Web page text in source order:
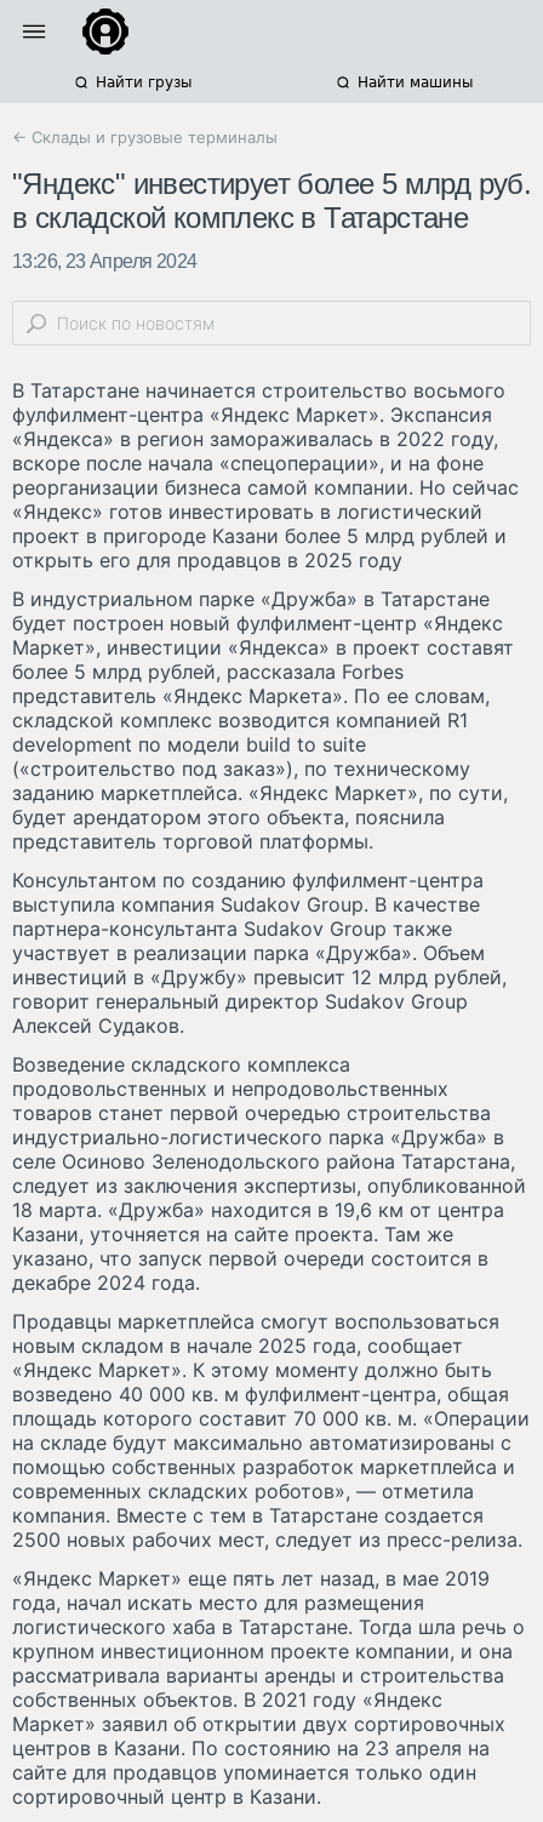
Найти грузы Найти машины
← Склады и грузовые терминалы
"Яндекс" инвестирует более 5 млрд руб.
в складской комплекс в Татарстане
13:26, 23 Апреля 2024
В Татарстане начинается строительство восьмого
фулфилмент-центра «Яндекс Маркет». Экспансия
«Яндекса» в регион замораживалась в 2022 году,
вскоре после начала «спецоперации», и на фоне
реорганизации бизнеса самой компании. Но сейчас
«Яндекс» готов инвестировать в логистический
проект в пригороде Казани более 5 млрд рублей и
открыть его для продавцов в 2025 году
В индустриальном парке «Дружба» в Татарстане
будет построен новый фулфилмент-центр «Яндекс
Маркет», инвестиции «Яндекса» в проект составят
более 5 млрд рублей, рассказала Forbes
представитель «Яндекс Маркета». По ее словам,
складской комплекс возводится компанией R1
development по модели build to suite
(«строительство под заказ»), по техническому
заданию маркетплейса. «Яндекс Маркет», по сути,
будет арендатором этого объекта, пояснила
представитель торговой платформы.
Консультантом по созданию фулфилмент-центра
выступила компания Sudakov Group. В качестве
партнера-консультанта Sudakov Group также
участвует в реализации парка «Дружба». Объем
инвестиций в «Дружбу» превысит 12 млрд рублей,
говорит генеральный директор Sudakov Group
Алексей Судаков.
Возведение складского комплекса
продовольственных и непродовольственных
товаров станет первой очередью строительства
индустриально-логистического парка «Дружба» в
селе Осиново Зеленодольского района Татарстана,
следует из заключения экспертизы, опубликованной
18 марта. «Дружба» находится в 19,6 км от центра
Казани, уточняется на сайте проекта. Там же
указано, что запуск первой очереди состоится в
декабре 2024 года.
Продавцы маркетплейса смогут воспользоваться
новым складом в начале 2025 года, сообщает
«Яндекс Маркет». К этому моменту должно быть
возведено 40 000 кв. м фулфилмент-центра, общая
площадь которого составит 70 000 кв. м. «Операции
на складе будут максимально автоматизированы с
помощью собственных разработок маркетплейса и
современных складских роботов», — отметила
компания. Вместе с тем в Татарстане создается
2500 новых рабочих мест, следует из пресс-релиза.
«Яндекс Маркет» еще пять лет назад, в мае 2019
года, начал искать место для размещения
логистического хаба в Татарстане. Тогда шла речь о
крупном инвестиционном проекте компании, и она
рассматривала варианты аренды и строительства
собственных объектов. В 2021 году «Яндекс
Маркет» заявил об открытии двух сортировочных
центров в Казани. По состоянию на 23 апреля на
сайте для продавцов упоминается только один
сортировочный центр в Казани.